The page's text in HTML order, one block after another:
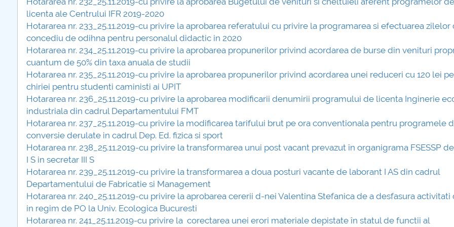
licenta ale Centrului IFR 2019-2020
Hotararea nr. 233_25.11.2019-cu privire la aprobarea referatului cu privire la programarea si efectuarea zilelor
concediu de odihna pentru personalul didactic in 2020
Hotararea nr. 234_25.11.2019-cu privire la aprobarea propunerilor privind acordarea de burse din venituri
cuantum de 50% din taxa anuala de studii
Hotararea nr. 235_25.11.2019-cu privire la aprobarea propunerilor privind acordarea unei reduceri cu 120 lei
chiriei pentru studenti caministi ai UPIT
Hotararea nr. 236_25.11.2019-cu privire la aprobarea modificarii denumirii programului de licenta Inginerie
industriala din cadrul Departamentului FMT
Hotararea nr. 237_25.11.2019-cu privire la modificarea tarifului brut pe ora conventionala pentru programele
conversie derulate in cadrul Dep. Ed. fizica si sport
Hotararea nr. 238_25.11.2019-cu privire la transformarea unui post vacant prevazut în organigrama FSESSP
I S in secretar III S
Hotararea nr. 239_25.11.2019-cu privire la transformarea a doua posturi vacante de laborant I AS din cadrul
Departamentului de Fabricatie si Management
Hotararea nr. 240_25.11.2019-cu privire la aprobarea cererii d-nei Valentina Stefanica de a desfasura
in regim de PO la Univ. Ecologica Bucuresti
Hotararea nr. 241_25.11.2019-cu privire la corectarea unei erori materiale depistate în statul de functii al
COMUNICAT Eveniment de
informare și promovare a
ofertei educaționale
universitare la Colegiul
Teoretic „Ion Cantacuzino”
COMUNICAT Eveniment de
informare �...
mai multe informatii...
mai multe informatii...
Consultare
UNSTPB
în spiritul
decizionale și
responsabi...